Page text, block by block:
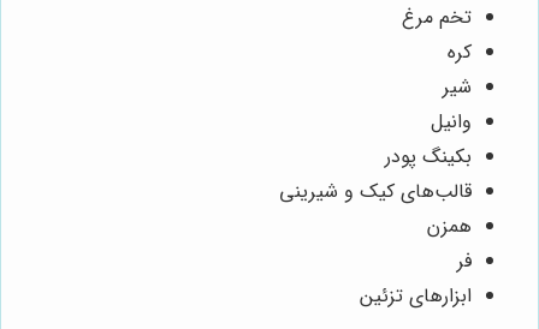
تخم مرغ
کره
شیر
وانیل
بکینگ پودر
قالب‌های کیک و شیرینی
همزن
فر
ابزارهای تزئین